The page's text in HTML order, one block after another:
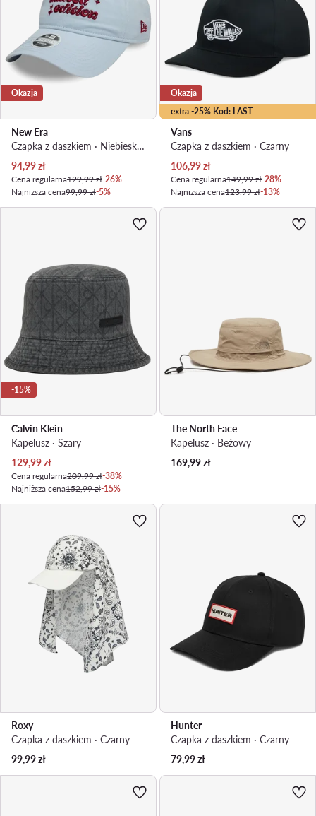
Okazja
New Era
Czapka z daszkiem · Niebieski jasny
Aktualna cena
94,99zł
Cena regularna129,99 zł-26%
Najniższa cena99,99 zł-5%
extra -25% Kod: LAST
Okazja
Vans
Czapka z daszkiem · Czarny
Aktualna cena
106,99zł
Cena regularna149,99 zł-28%
Najniższa cena123,99 zł-13%
-15%
Calvin Klein
Kapelusz · Szary
Aktualna cena
129,99zł
Cena regularna209,99 zł-38%
Najniższa cena152,99 zł-15%
The North Face
Kapelusz · Beżowy
169,99zł
Roxy
Czapka z daszkiem · Czarny
99,99zł
Hunter
Czapka z daszkiem · Czarny
79,99zł